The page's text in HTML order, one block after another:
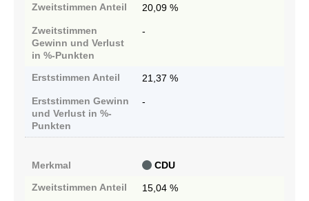
Zweitstimmen Anteil 20,09 %
Zweitstimmen
Gewinn und Verlust
in %-Punkten
-
Erststimmen Anteil 21,37 %
Erststimmen Gewinn
und Verlust in %-
Punkten
-
Merkmal
CDU
Zweitstimmen Anteil 15,04 %